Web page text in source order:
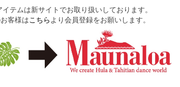
イテムは新サイトでお取り扱いしております。
客様はこちら より会員登録をお願いします。